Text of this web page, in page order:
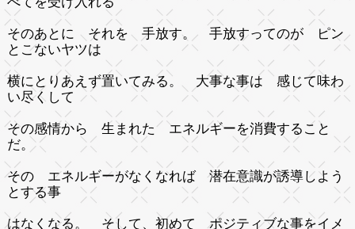
そのあとに それを 手放す。 手放すってのが ピン
とこないヤツは
横にとりあえず置いてみる。 大事な事は 感じて味わ
い尽くして
その感情から 生まれた エネルギーを消費すること
だ。
その エネルギーがなくなれば 潜在意識が誘導しよう
とする事
はなくなる。 そして、初めて ポジティブな事をイメ